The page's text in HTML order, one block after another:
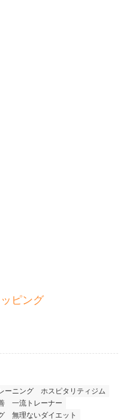
ピング
ーニング
ホスピタリティジム
一流トレーナー
無理ないダイエット